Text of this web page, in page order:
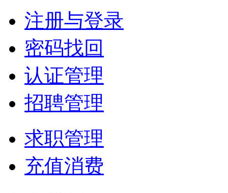
注册与登录
密码找回
认证管理
招聘管理
求职管理
充值消费